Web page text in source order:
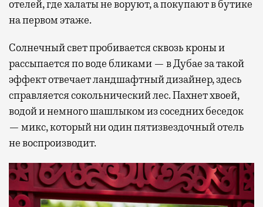
отелей, где халаты не воруют, а покупают в бутике
на первом этаже.
Солнечный свет пробивается сквозь кроны и
рассыпается по воде бликами — в Дубае за такой
эффект отвечает ландшафтный дизайнер, здесь
справляется сокольнический лес. Пахнет хвоей,
водой и немного шашлыком из соседних беседок
— микс, который ни один пятизвездочный отель
не воспроизводит.